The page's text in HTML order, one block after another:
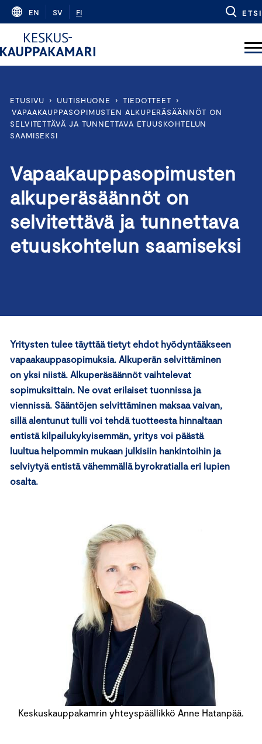
Skip
content
EN SV FI ETSI
ETUSIVU › UUTISHUONE › TIEDOTTEET
›
VAPAAKAUPPASOPIMUSTEN ALKUPERÄSÄÄNNÖT ON
SELVITETTÄVÄ JA TUNNETTAVA ETUUSKOHTELUN
SAAMISEKSI
Vapaakauppasopimusten
alkuperäsäännöt on
selvitettävä ja tunnettava
etuuskohtelun saamiseksi
Yritysten tulee täyttää tietyt ehdot hyödyntääkseen
vapaakauppasopimuksia. Alkuperän selvittäminen
on yksi niistä. Alkuperäsäännöt vaihtelevat
sopimuksittain. Ne ovat erilaiset tuonnissa ja
viennissä. Sääntöjen selvittäminen maksaa vaivan,
sillä alentunut tulli voi tehdä tuotteesta hinnaltaan
entistä kilpailukykyisemmän, yritys voi päästä
luultua helpommin mukaan julkisiin hankintoihin ja
selviytyä entistä vähemmällä byrokratialla eri lupien
osalta.
Keskuskauppakamrin yhteyspäällikkö Anne Hatanpää.